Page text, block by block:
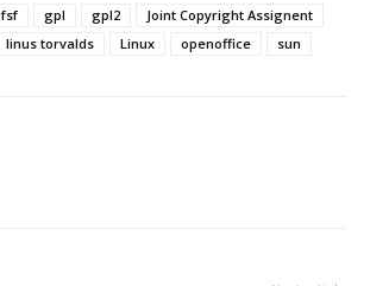
fsf gpl gpl2
Joint Copyright Assignent
linus torvalds Linux openoffice sun